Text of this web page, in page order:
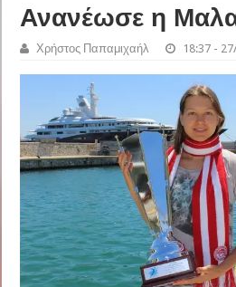
Ανανέωσε η
Χρήστος Παπαμιχαήλ 18:37 -